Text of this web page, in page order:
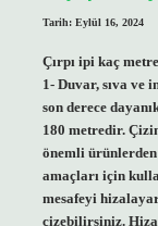
Tarih: Eylül 16, 2024
Çırpı ipi kaç
1- Duvar, sıva ve
son derece
180 metredir.
önemli
amaçları için
mesafeyi
çizebilirsiniz.